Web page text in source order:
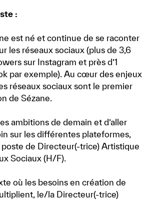
:
est né et continue de se raconter
les réseaux sociaux (plus de 3,6
sur Instagram et près d’1
par exemple). Au cœur des enjeux
réseaux sociaux sont le premier
de Sézane.
ambitions de demain et d’aller
sur les différentes plateformes,
poste de Directeur(-trice) Artistique
Sociaux (H/F).
où les besoins en création de
le/la Directeur(-trice)